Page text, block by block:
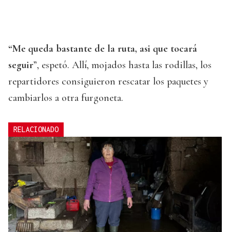
“Me queda bastante de la ruta, asi que tocará
seguir”, espetó. Allí, mojados hasta las rodillas, los
repartidores consiguieron rescatar los paquetes y
cambiarlos a otra furgoneta.
RELACIONADO